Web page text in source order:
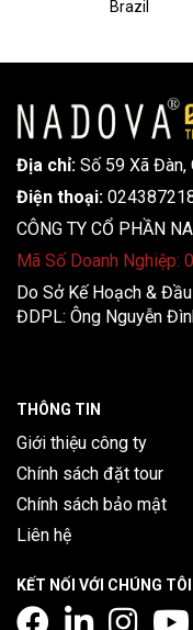
Brazil
Địa chỉ: Số 59 Xã Đàn,
Điện thoại:
CÔNG TY CỔ PHẦN
Mã Số Doanh Nghiệp:
Do Sở Kế Hoạch &
ĐDPL: Ông Nguyễn
THÔNG TIN
Giới thiệu công ty
Chính sách đặt tour
Chính sách bảo mật
Liên hệ
KẾT NỐI VỚI CHÚNG TÔI